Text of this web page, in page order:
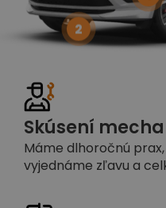
Skúsení
Máme dlhoročnú
vyjednáme zľavu a
2